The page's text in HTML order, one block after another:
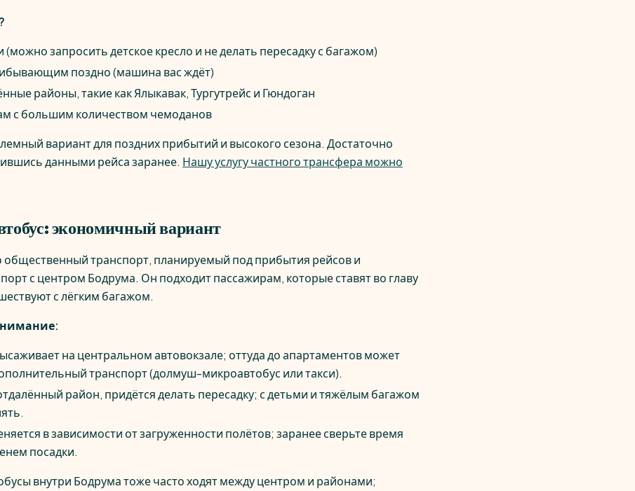
запросить детское кресло и не делать пересадку с багажом)
поздно (машина вас ждёт)
районы, такие как Ялыкавак, Тургутрейс и Гюндоган
с большим количеством чемоданов
вариант для поздних прибытий и высокого сезона. Достаточно
данными рейса заранее. Нашу услугу частного трансфера можно
экономичный вариант
общественный транспорт, планируемый под прибытия рейсов и
с центром Бодрума. Он подходит пассажирам, которые ставят во главу
с лёгким багажом.
на центральном автовокзале; оттуда до апартаментов может
транспорт (долмуш-микроавтобус или такси).
район, придётся делать пересадку; с детьми и тяжёлым багажом
в зависимости от загруженности полётов; заранее сверьте время
посадки.
внутри Бодрума тоже часто ходят между центром и районами;